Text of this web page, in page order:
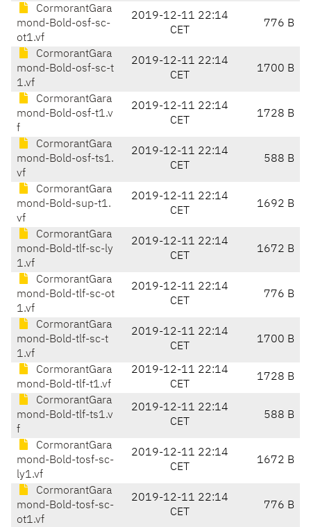
CormorantGara
mond-Bold-osf-sc-
ot1.vf
2019-12-11 22:14
CET
776 B
CormorantGara
mond-Bold-osf-sc-t
1.vf
2019-12-11 22:14
CET
1700 B
CormorantGara
mond-Bold-osf-t1.v
f
2019-12-11 22:14
CET
1728 B
CormorantGara
mond-Bold-osf-ts1.
vf
2019-12-11 22:14
CET
588 B
CormorantGara
mond-Bold-sup-t1.
vf
2019-12-11 22:14
CET
1692 B
CormorantGara
mond-Bold-tlf-sc-ly
1.vf
2019-12-11 22:14
CET
1672 B
CormorantGara
mond-Bold-tlf-sc-ot
1.vf
2019-12-11 22:14
CET
776 B
CormorantGara
mond-Bold-tlf-sc-t
1.vf
2019-12-11 22:14
CET
1700 B
CormorantGara
mond-Bold-tlf-t1.vf
2019-12-11 22:14
CET
1728 B
CormorantGara
mond-Bold-tlf-ts1.v
f
2019-12-11 22:14
CET
588 B
CormorantGara
mond-Bold-tosf-sc-
ly1.vf
2019-12-11 22:14
CET
1672 B
CormorantGara
mond-Bold-tosf-sc-
ot1.vf
2019-12-11 22:14
CET
776 B